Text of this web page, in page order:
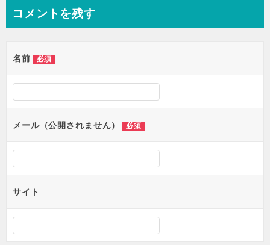
ナ
ビ
ン
コメントを残す
名前 必須
メール（公開されません） 必須
サイト